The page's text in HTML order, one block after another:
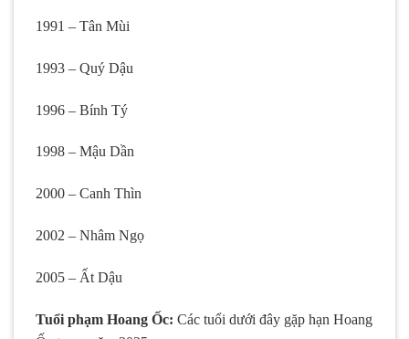
1991 – Tân Mùi
1993 – Quý Dậu
1996 – Bính Tý
1998 – Mậu Dần
2000 – Canh Thìn
2002 – Nhâm Ngọ
2005 – Ất Dậu
Tuổi phạm Hoang Ốc: Các tuổi dưới đây gặp hạn Hoang